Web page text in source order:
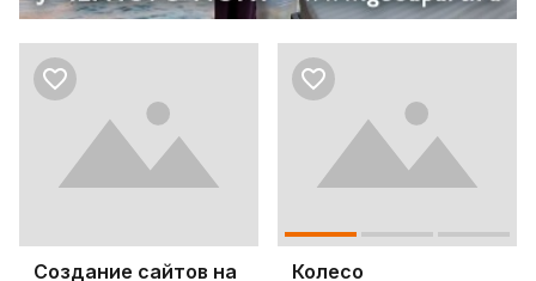
Создание сайтов на Колесо